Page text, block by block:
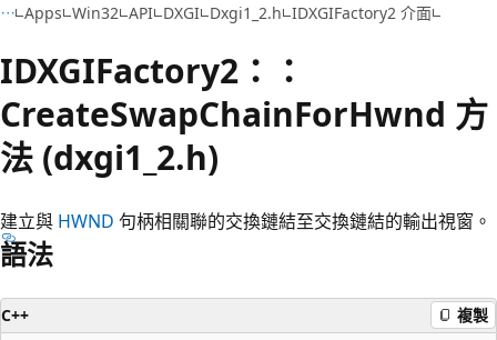
Apps Win32 API DXGI Dxgi1_2.h IDXGIFactory2 介面
IDXGIFactory2：：
CreateSwapChainForHwnd 方
法 (dxgi1_2.h)
建立與 HWND 句柄相關聯的交換鏈結至交換鏈結的輸出視窗。
語法
C++ 複製